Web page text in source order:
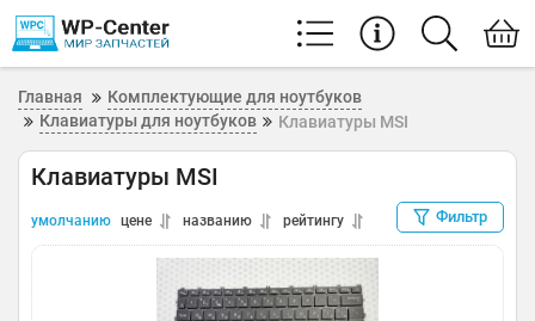
Главная
Комплектующие для ноутбуков
Клавиатуры для ноутбуков
Клавиатуры MSI
Клавиатуры MSI
умолчанию цене названию рейтингу Фильтр